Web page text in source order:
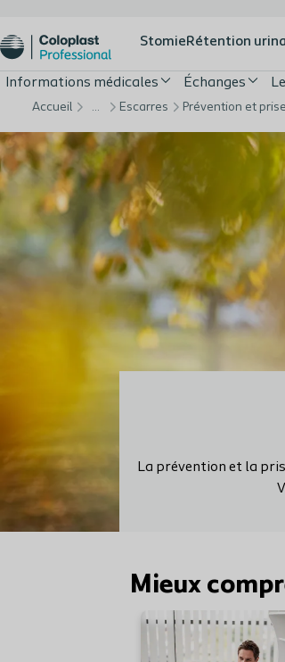
StomieRétention
Informations médicales Échanges
Accueil … Escarres
La prévention et la
Mieux